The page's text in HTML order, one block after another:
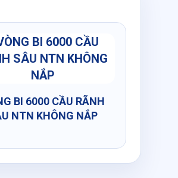
BI 6000 CẦU RÃNH
NTN KHÔNG NẮP